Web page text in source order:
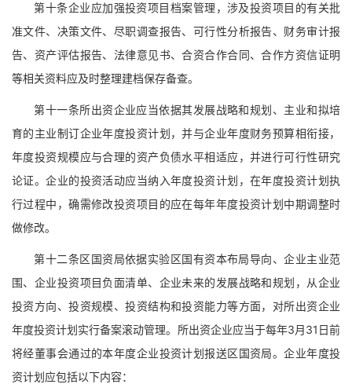
第十条企业应加强投资项目档案管理，涉及投资项目的有关批
准文件、决策文件、尽职调查报告、可行性分析报告、财务审计报
告、资产评估报告、法律意见书、合资合作合同、合作方资信证明
等相关资料应及时整理建档保存备查。
第十一条所出资企业应当依据其发展战略和规划、主业和拟培
育的主业制订企业年度投资计划，并与企业年度财务预算相衔接，
年度投资规模应与合理的资产负债水平相适应，并进行可行性研究
论证。企业的投资活动应当纳入年度投资计划，在年度投资计划执
行过程中，确需修改投资项目的应在每年年度投资计划中期调整时
做修改。
第十二条区国资局依据实验区国有资本布局导向、企业主业范
围、企业投资项目负面清单、企业未来的发展战略和规划，从企业
投资方向、投资规模、投资结构和投资能力等方面，对所出资企业
年度投资计划实行备案滚动管理。所出资企业应当于每年3月31日前
将经董事会通过的本年度企业投资计划报送区国资局。企业年度投
资计划应包括以下内容：